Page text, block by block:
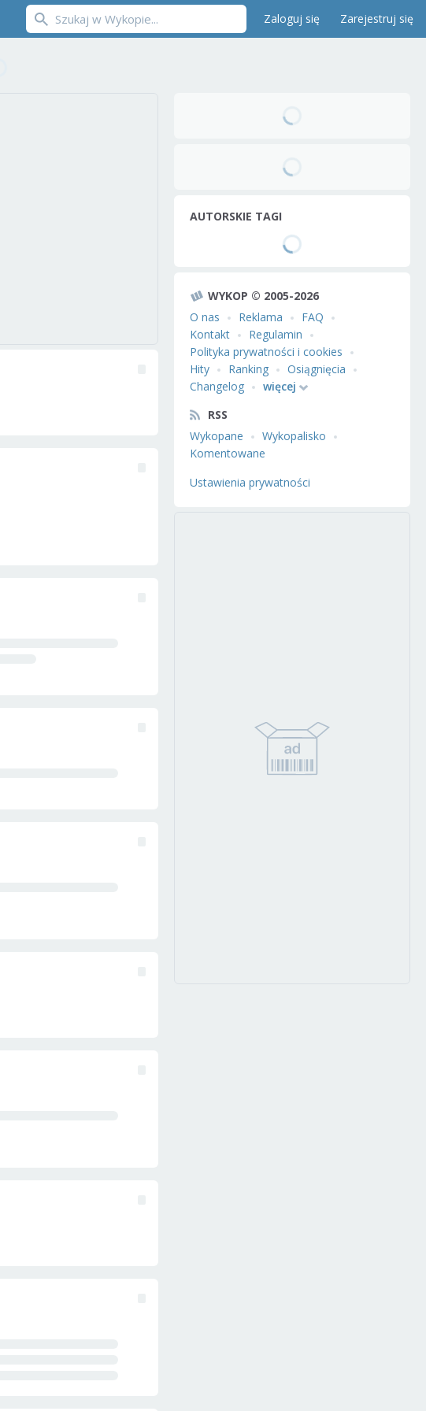
Zaloguj się Zarejestruj się
AUTORSKIE TAGI
WYKOP © 2005-2026
O nas
Reklama
FAQ
Kontakt
Regulamin
Polityka prywatności i cookies
Hity
Ranking
Osiągnięcia
Changelog
więcej
RSS
Wykopane
Wykopalisko
Komentowane
Ustawienia prywatności